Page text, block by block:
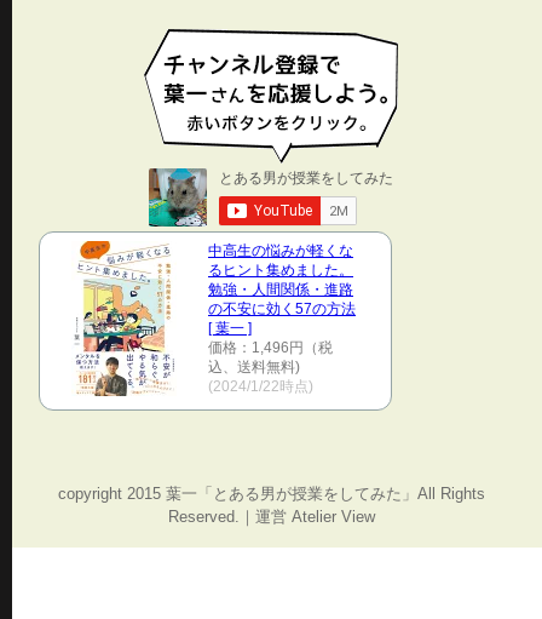
中高生の悩みが軽くな
るヒント集めました。
勉強・人間関係・進路
の不安に効く57の方法
[ 葉一 ]
価格：1,496円（税
込、送料無料)
(2024/1/22時点)
copyright 2015 葉一「とある男が授業をしてみた」All Rights
Reserved.｜運営 Atelier View